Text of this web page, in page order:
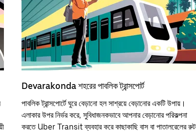
Devarakonda শহরের পাবলিক ট্রান্সপোর্ট
পাবলিক ট্রান্সপোর্টে ঘুরে বেড়ানো হল সাশ্রয়ে বেড়ানোর একটি উপায়।
এলাকার উপর নির্ভর করে, সুবিধাজনকভাবে আপনার বেড়ানোর পরিকল্পনা
করতে Uber Transit ব্যবহার করে কাছাকাছি বাস বা পাতালরেলের রুট